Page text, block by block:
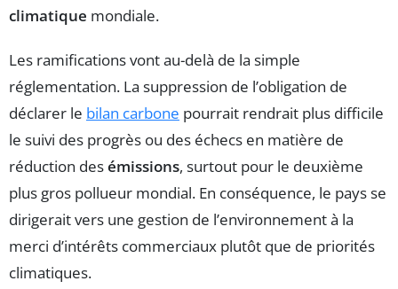
climatique mondiale.
Les ramifications vont au-delà de la simple
réglementation. La suppression de l’obligation de
déclarer le bilan carbone pourrait rendrait plus difficile
le suivi des progrès ou des échecs en matière de
réduction desémissions, surtout pour le deuxième
plus gros pollueur mondial. En conséquence, le pays se
dirigerait vers une gestion de l’environnement à la
merci d’intérêts commerciaux plutôt que de priorités
climatiques.